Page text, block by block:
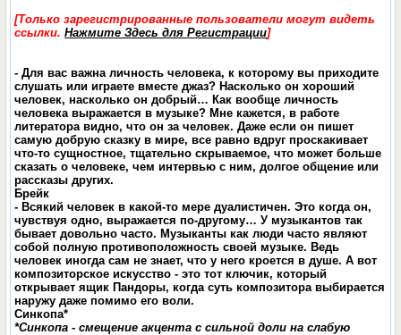
[Только зарегистрированные пользователи могут видеть
ссылки.Нажмите Здесь для Регистрации]
- Для вас важна личность человека, к которому вы приходите
слушать или играете вместе джаз? Насколько он хороший
человек, насколько он добрый… Как вообще личность
человека выражается в музыке? Мне кажется, в работе
литератора видно, что он за человек. Даже если он пишет
самую добрую сказку в мире, все равно вдруг проскакивает
что-то сущностное, тщательно скрываемое, что может больше
сказать о человеке, чем интервью с ним, долгое общение или
рассказы других.
Брейк
- Всякий человек в какой-то мере дуалистичен. Это когда он,
чувствуя одно, выражается по-другому… У музыкантов так
бывает довольно часто. Музыканты как люди часто являют
собой полную противоположность своей музыке. Ведь
человек иногда сам не знает, что у него кроется в душе. А вот
композиторское искусство - это тот ключик, который
открывает ящик Пандоры, когда суть композитора выбирается
наружу даже помимо его воли.
Синкопа*
*Синкопа - смещение акцента с сильной доли на слабую